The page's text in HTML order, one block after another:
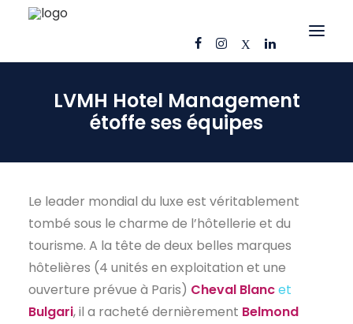
OFFRES D’EMPLOI
CANDIDATS
AJ CONSEIL
RÉFÉRENCES
ACTUS
CONTACT
LVMH Hotel Management
étoffe ses équipes
Le leader mondial du luxe est véritablement
tombé sous le charme de l’hôtellerie et du
tourisme. A la tête de deux belles marques
hôtelières (4 unités en exploitation et une
ouverture prévue à Paris) Cheval Blancet
Bulgari, il a racheté dernièrement Belmond